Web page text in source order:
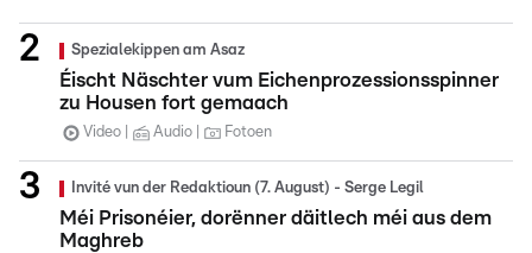
Spezialekippen am Asaz
Éischt Näschter vum Eichenprozessionsspinner
zu Housen fort gemaach
Video Audio Fotoen
Invité vun der Redaktioun (7. August) - Serge Legil
Méi Prisonéier, dorënner däitlech méi aus dem
Maghreb